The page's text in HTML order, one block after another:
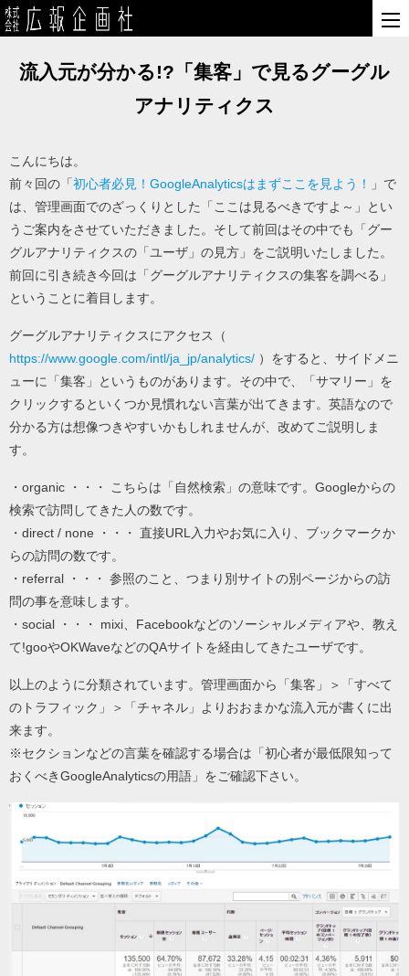
流入元が分かる!?「集客」で見るグーグル
アナリティクス
こんにちは。
前々回の「 初心者必見！GoogleAnalyticsはまずここを見よう！
」で
は、管理画面でのざっくりとした「ここは見るべきですよ～」とい
うご案内をさせていただきました。そして前回はその中でも「グー
グルアナリティクスの「ユーザ」の見方」をご説明いたしました。
前回に引き続き今回は「グーグルアナリティクスの集客を調べる」
ということに着目します。
グーグルアナリティクスにアクセス（
https://www.google.com/intl/ja_jp/analytics/ ）をすると、サイドメニ
ューに「集客」というものがあります。その中で、「サマリー」を
クリックするといくつか見慣れない言葉が出てきます。英語なので
分かる方は想像つきやすいかもしれませんが、改めてご説明しま
す。
・organic ・・・ こちらは「自然検索」の意味です。Googleからの
検索で訪問してきた人の数です。
・direct / none ・・・ 直接URL入力やお気に入り、ブックマークか
らの訪問の数です。
・referral ・・・ 参照のこと、つまり別サイトの別ページからの訪
問の事を意味します。
・social ・・・ mixi、Facebookなどのソーシャルメディアや、教え
て!gooやOKWaveなどのQAサイトを経由してきたユーザです。
以上のように分類されています。管理画面から「集客」＞「すべて
のトラフィック」＞「チャネル」よりおおまかな流入元が書くに出
来ます。
※セクションなどの言葉を確認する場合は「初心者が最低限知って
おくべきGoogleAnalyticsの用語」をご確認下さい。